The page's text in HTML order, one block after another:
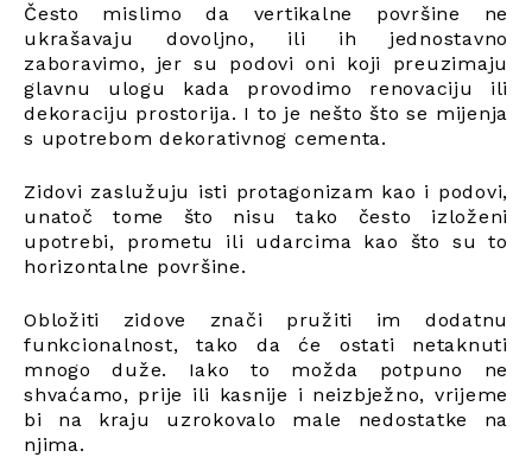
Često mislimo da vertikalne površine ne
ukrašavaju dovoljno, ili ih jednostavno
zaboravimo, jer su podovi oni koji preuzimaju
glavnu ulogu kada provodimo renovaciju ili
dekoraciju prostorija. I to je nešto što se mijenja
s upotrebom dekorativnog cementa.
Zidovi zaslužuju isti protagonizam kao i podovi,
unatoč tome što nisu tako često izloženi
upotrebi, prometu ili udarcima kao što su to
horizontalne površine.
Obložiti zidove znači pružiti im dodatnu
funkcionalnost, tako da će ostati netaknuti
mnogo duže. Iako to možda potpuno ne
shvaćamo, prije ili kasnije i neizbježno, vrijeme
bi na kraju uzrokovalo male nedostatke na
njima.